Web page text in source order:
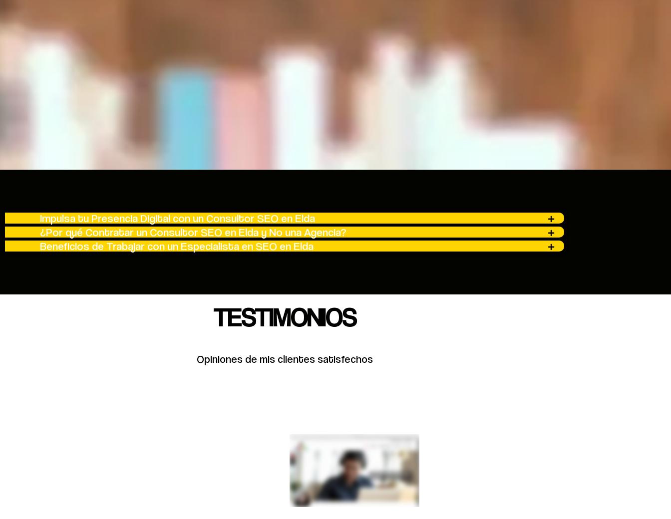
Impulsa tu Presencia Digital con un Consultor SEO en Elda
¿Por qué Contratar un Consultor SEO en Elda y No una Agencia?
Beneficios de Trabajar con un Especialista en SEO en Elda
TESTIMONIOS
Opiniones de mis clientes satisfechos